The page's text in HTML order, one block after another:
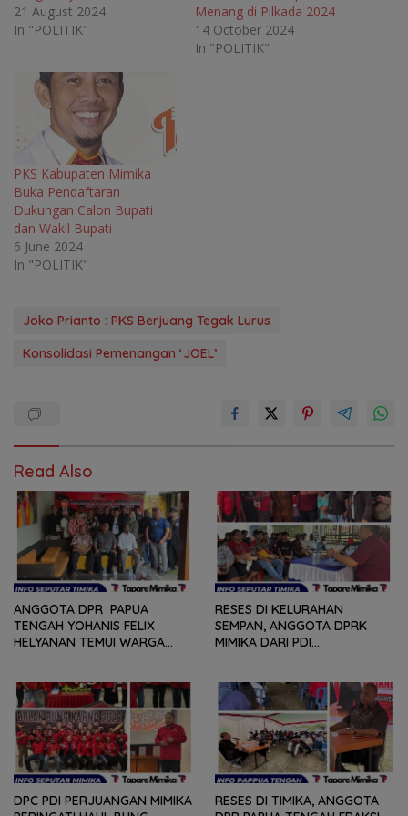
n
d
o
d
o
21 August 2024
In "POLITIK"
Menang di Pilkada 2024
14 October 2024
In "POLITIK"
PKS Kabupaten Mimika
Buka Pendaftaran
Dukungan Calon Bupati
dan Wakil Bupati
6 June 2024
In "POLITIK"
Joko Prianto : PKS Berjuang Tegak Lurus
Konsolidasi Pemenangan ‘JOEL’
Read Also
ANGGOTA DPR PAPUA
TENGAH YOHANIS FELIX
HELYANAN TEMUI WARGA
RESES DI KELURAHAN
SEMPAN, ANGGOTA DPRK
MIMIKA DARI PDI
PERSOLAN DAN KELUHAN
WARGA
DPC PDI PERJUANGAN MIMIKA
RESES DI TIMIKA, ANGGOTA